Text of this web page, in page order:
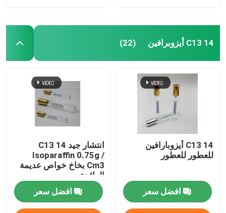
C13 14 أيزوبرافين (22)
C13 14 أيزوبارافين
للعطور للعطور
افضل سعر
انتشار جيد C13 14
Isoparaffin 0.75g /
Cm3 بخاخ خواص عديمة
الرائحة
افضل سعر